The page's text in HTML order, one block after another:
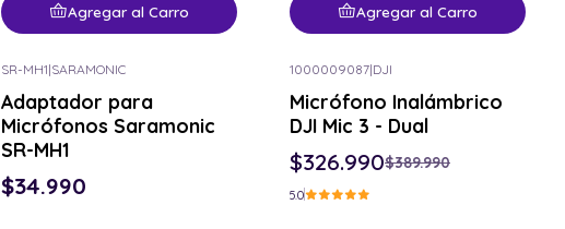
Agregar al Carro Agregar al Carro
SR-MH1|SARAMONIC
Adaptador para
Micrófonos Saramonic
SR-MH1
$34.990
1000009087|DJI
Micrófono Inalámbrico
DJI Mic 3 - Dual
$326.990$389.990
5.0